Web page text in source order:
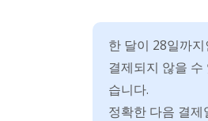
한 달이 28일까
결제되지 않을
습니다.
정확한 다음 결